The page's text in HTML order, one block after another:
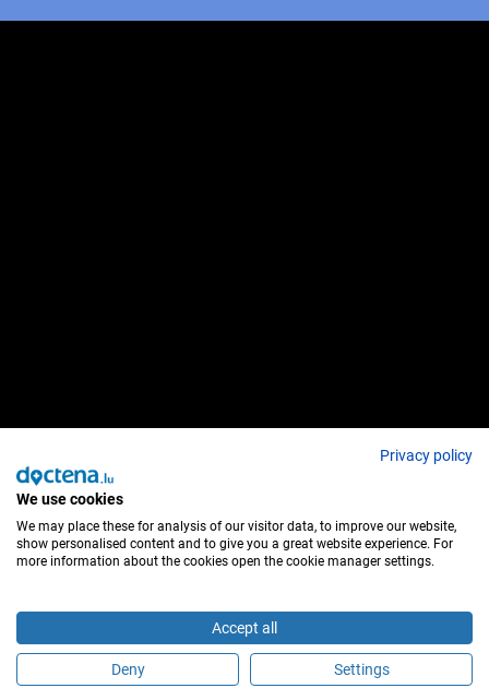
Sind Sie dieser Behandler?
Privacy policy
We use cookies
We may place these for analysis of our visitor data, to improve our website,
show personalised content and to give you a great website experience. For
more information about the cookies open the cookie manager settings.
Accept all
Deny Settings